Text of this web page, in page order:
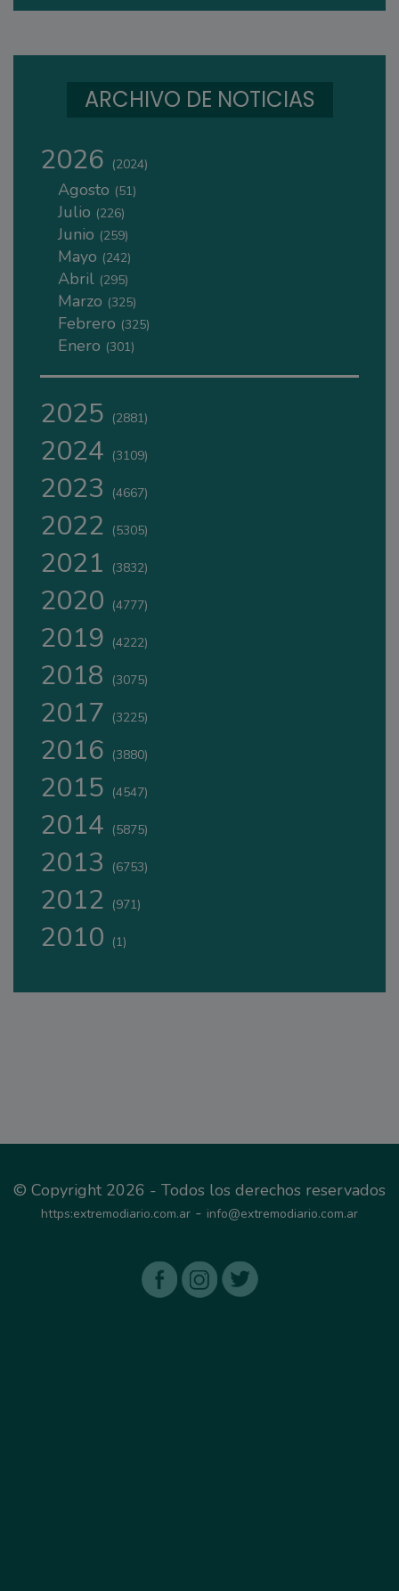
ARCHIVO DE NOTICIAS
2026 (2024)
Agosto (51)
Julio (226)
Junio (259)
Mayo (242)
Abril (295)
Marzo (325)
Febrero (325)
Enero (301)
2025 (2881)
2024 (3109)
2023 (4667)
2022 (5305)
2021 (3832)
2020 (4777)
2019 (4222)
2018 (3075)
2017 (3225)
2016 (3880)
2015 (4547)
2014 (5875)
2013 (6753)
2012 (971)
2010 (1)
© Copyright 2026 - Todos los derechos reservados
https:extremodiario.com.ar - info@extremodiario.com.ar